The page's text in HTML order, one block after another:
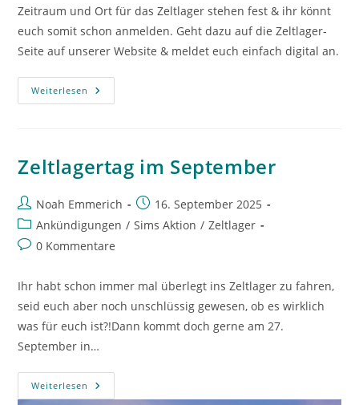
Zeitraum und Ort für das Zeltlager stehen fest & ihr könnt
euch somit schon anmelden. Geht dazu auf die Zeltlager-
Seite auf unserer Website & meldet euch einfach digital an.
Weiterlesen Anmeldung
Zeltlager
Zeltlagertag im September
Beitrags-
Autor:
Noah Emmerich
Beitrag
veröffentlicht:
16. September 2025
Beitrags-
Kategorie:
Ankündigungen / Sims Aktion / Zeltlager
Beitrags-
0 Kommentare
Ihr habt schon immer mal überlegt ins Zeltlager zu fahren,
seid euch aber noch unschlüssig gewesen, ob es wirklich
was für euch ist?!Dann kommt doch gerne am 27.
September in…
Weiterlesen Zeltlagertag
Im